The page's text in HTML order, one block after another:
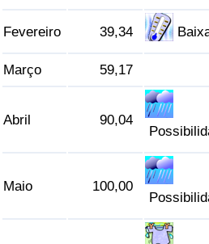
Fevereiro 39,34
Março 59,17
Abril 90,04
Maio 100,00
Indicador de Poluição por País